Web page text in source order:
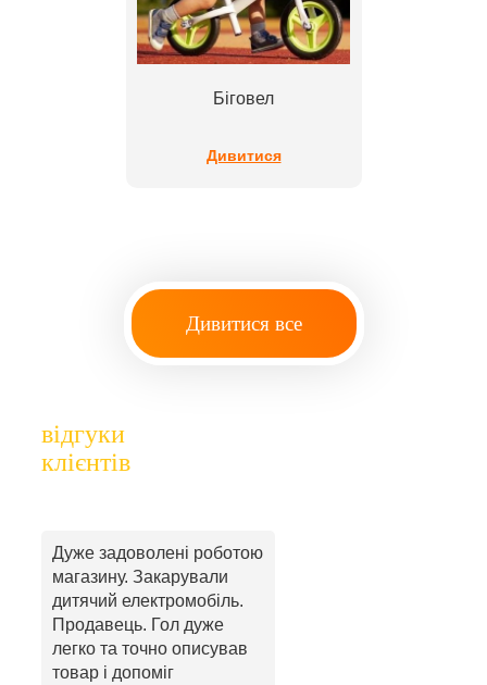
Біговел
Дивитися
Дивитися все
відгуки
клієнтів
Дуже задоволені роботою
магазину. Закарували
дитячий електромобіль.
Продавець. Гол дуже
легко та точно описував
товар і допоміг